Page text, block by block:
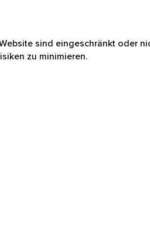
sind eingeschränkt oder
zu minimieren.